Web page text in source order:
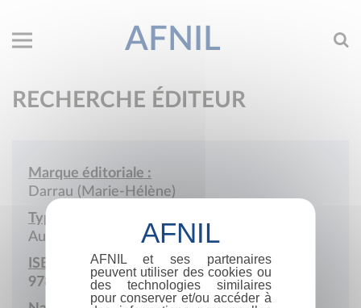
AFNIL
RECHERCHE ÉDITEUR
Marque éditoriale :
Darrau (Marie-Hélène)
Type de société :
Auto-édition
ISBN :
978-2-9561586
AFNIL et ses partenaires
peuvent utiliser des cookies ou
des technologies similaires
pour conserver et/ou accéder à